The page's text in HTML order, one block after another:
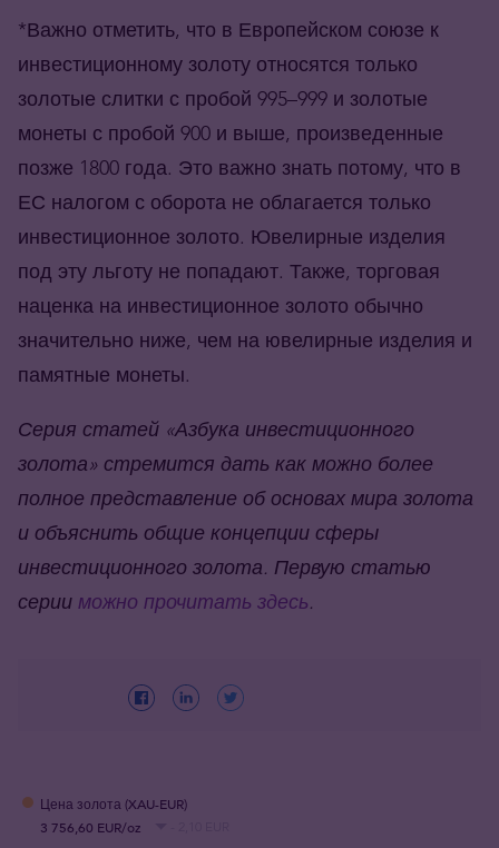
*Важно отметить, что в Европейском союзе к
инвестиционному золоту относятся только
золотые слитки с пробой 995–999 и золотые
монеты с пробой 900 и выше, произведенные
позже 1800 года. Это важно знать потому, что в
ЕС налогом с оборота не облагается только
инвестиционное золото. Ювелирные изделия
под эту льготу не попадают. Также, торговая
наценка на инвестиционное золото обычно
значительно ниже, чем на ювелирные изделия и
памятные монеты.
Серия статей «Азбука инвестиционного
золота» стремится дать как можно более
полное представление об основах мира золота
и объяснить общие концепции сферы
инвестиционного золота. Первую статью
серии можно прочитать здесь.
Цена золота (XAU-EUR)
3 756,60 EUR/oz